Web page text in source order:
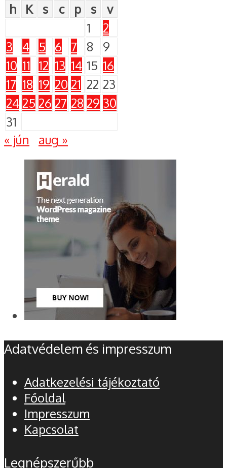
h
K s c p s
v
1
2
3
4 5 6 7 8
9
10 11 12 13 14 15 16
17 18 19 20 21 22 23
2425 26 27 28 29 30
31
« jún
aug »
Adatvédelem és impresszum
Adatkezelési tájékoztató
Főoldal
Impresszum
Kapcsolat
Legnépszerűbb